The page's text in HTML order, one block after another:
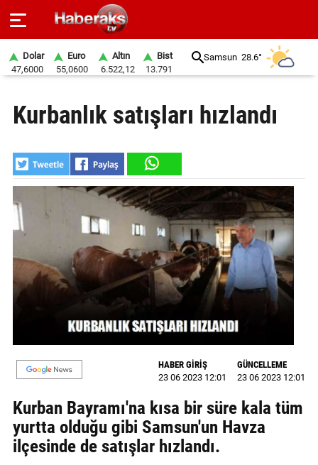
SPOR
YAŞAM
EKONOMİ
BELEDİYELER
SAĞLIK
SİYASET
VİDEO
YAZARLAR
BİZE
ULAŞIN
Dolar
47,6000
Euro
55,0600
Altın
6.522,12
Bist
13.791
Samsun 28.6°
Kurbanlık satışları hızlandı
HABER GİRİŞ
23 06 2023 12:01
GÜNCELLEME
23 06 2023 12:01
Kurban Bayramı'na kısa bir süre kala tüm
yurtta olduğu gibi Samsun'un Havza
ilçesinde de satışlar hızlandı.